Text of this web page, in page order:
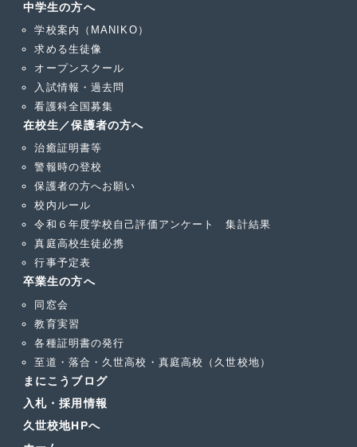
中学生の方へ
学校案内（MANIKO）
求める生徒像
オープンスクール
入試情報・過去問
看護科全国募集
在校生／保護者の方へ
治癒証明書等
警報時の登校
保護者の方へお願い
校内ルール
令和６年度学校自己評価アンケート 集計結果
真庭高校生徒必携
行事予定表
卒業生の方へ
同窓会
教育実習
各種証明書の発行
至道・落合・久世高校・真庭高校（久世校地）
まにこうブログ
入札・採用情報
久世校地HPへ